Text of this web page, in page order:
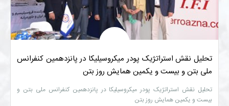
تحلیل نقش استراتژیک پودر میکروسیلیکا در پانزدهمین کنفرانس
ملی بتن و بیست و یکمین همایش روز بتن
تحلیل نقش استراتژیک پودر میکروسیلیکا در پانزدهمین کنفرانس ملی بتن و
بیست و یکمین همایش روز بتن